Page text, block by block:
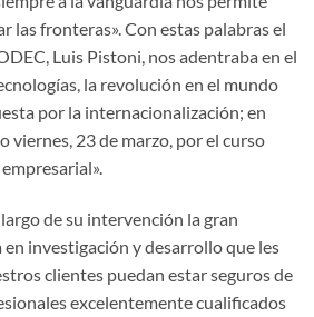
las fronteras». Con estas palabras el
Luis Pistoni, nos adentraba en el
la revolución en el mundo
por la internacionalización; en
viernes, 23 de marzo, por el curso
de su intervención la gran
investigación y desarrollo que les
clientes puedan estar seguros de
excelentemente cualificados